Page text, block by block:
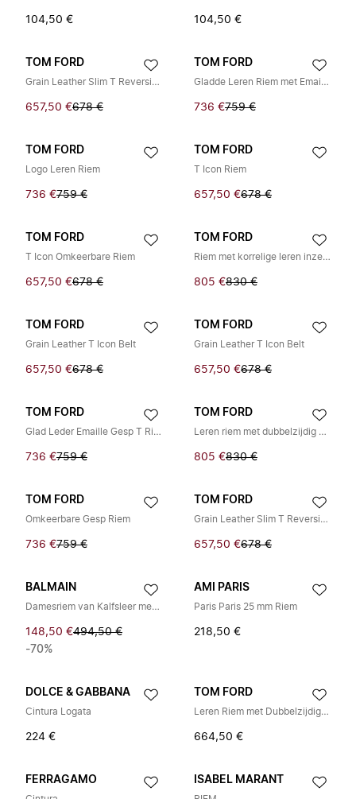
104,50 € 104,50 €
TOM FORD
Grain Leather Slim T Reversible Belt
657,50 €678 €
TOM FORD
Gladde Leren Riem met Emaille Gesp T
736 €759 €
TOM FORD
Logo Leren Riem
736 €759 €
TOM FORD
T Icon Riem
657,50 €678 €
TOM FORD
T Icon Omkeerbare Riem
657,50 €678 €
TOM FORD
Riem met korrelige leren inzet en T-gesp
805 €830 €
TOM FORD
Grain Leather T Icon Belt
657,50 €678 €
TOM FORD
Grain Leather T Icon Belt
657,50 €678 €
TOM FORD
Glad Leder Emaille Gesp T Riem
736 €759 €
TOM FORD
Leren riem met dubbelzijdig draagvlak
805 €830 €
TOM FORD
Omkeerbare Gesp Riem
736 €759 €
TOM FORD
Grain Leather Slim T Reversible Belt
657,50 €678 €
BALMAIN
Damesriem van Kalfsleer met Handtekening
148,50 €494,50 €
-70%
AMI PARIS
Paris Paris 25 mm Riem
218,50 €
DOLCE & GABBANA
Cintura Logata
224 €
TOM FORD
Leren Riem met Dubbelzijdig Draagvlak
664,50 €
FERRAGAMO ISABEL MARANT